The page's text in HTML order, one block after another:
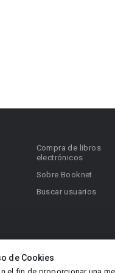
de Cookies
Compra de libros
electrónicos
Sobre Booknet
Buscar usuarios
reservados.